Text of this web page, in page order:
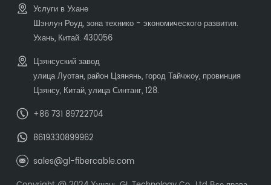
Услуги в Ухане
Шэнлун Роуд, зона технико - экономического развития.
Ухань, Китай. 430056
Цзянсуский завод
улица Луотан, район Цзянянь, город Тайчжоу, провинция
Цзянсу, Китай, улица Синтанг, 128.
+86 731 89722704
8619330899962
sales@gl-fibercable.com